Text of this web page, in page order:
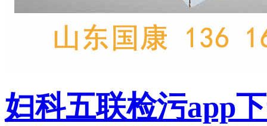
妇科五联检污app